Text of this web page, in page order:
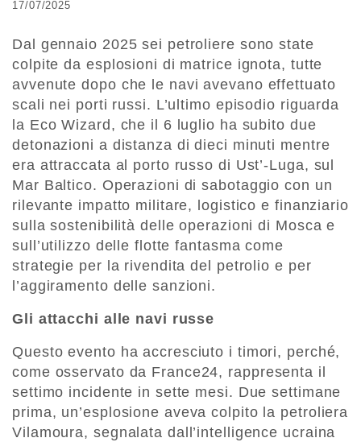
17/07/2025
Dal gennaio 2025 sei petroliere sono state
colpite da esplosioni di matrice ignota, tutte
avvenute dopo che le navi avevano effettuato
scali nei porti russi. L’ultimo episodio riguarda
la Eco Wizard, che il 6 luglio ha subito due
detonazioni a distanza di dieci minuti mentre
era attraccata al porto russo di Ust’-Luga, sul
Mar Baltico. Operazioni di sabotaggio con un
rilevante impatto militare, logistico e finanziario
sulla sostenibilità delle operazioni di Mosca e
sull’utilizzo delle flotte fantasma come
strategie per la rivendita del petrolio e per
l’aggiramento delle sanzioni.
Gli attacchi alle navi russe
Questo evento ha accresciuto i timori, perché,
come osservato da France24, rappresenta il
settimo incidente in sette mesi. Due settimane
prima, un’esplosione aveva colpito la petroliera
Vilamoura, segnalata dall’intelligence ucraina